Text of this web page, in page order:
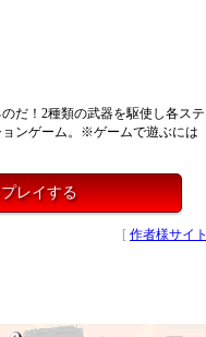
だ！2種類の武器を駆使し各ステ
ンゲーム。※ゲームで遊ぶには
レイする
[ 作者様サイト